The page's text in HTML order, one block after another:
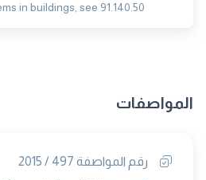
in buildings, see 91.140.50
المواصفات
رقم المواصفة 497 / 2015